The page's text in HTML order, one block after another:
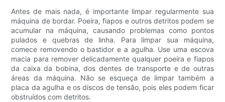
Antes de mais nada, é importante limpar regularmente sua
máquina de bordar. Poeira, fiapos e outros detritos podem se
acumular na máquina, causando problemas como pontos
pulados e quebras de linha. Para limpar sua máquina,
comece removendo o bastidor e a agulha. Use uma escova
macia para remover delicadamente qualquer poeira e fiapos
da caixa da bobina, dos dentes de transporte e de outras
áreas da máquina. Não se esqueça de limpar também a
placa da agulha e os discos de tensão, pois eles podem ficar
obstruídos com detritos.